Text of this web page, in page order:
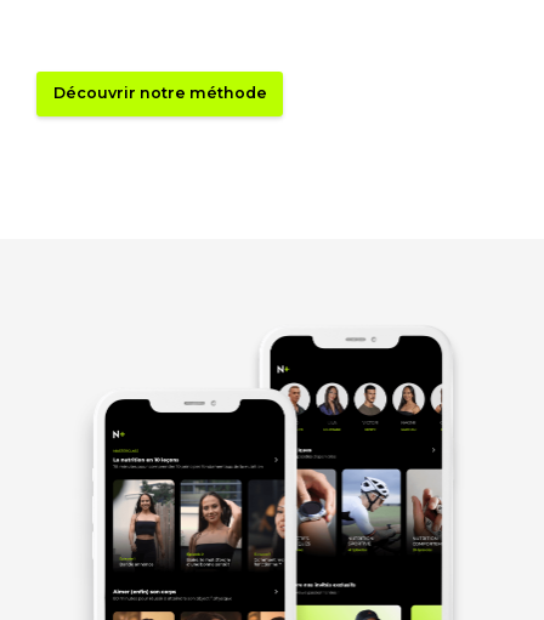
Découvrir notre méthode